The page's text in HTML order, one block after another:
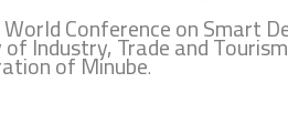
The 2nd World Conference
Ministry of Industry, Trade
collaboration of Minube